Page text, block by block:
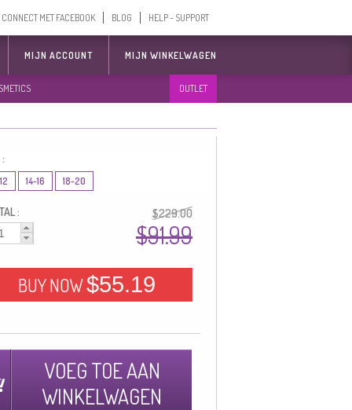
CONNECT MET FACEBOOK BLOG HELP - SUPPORT
MIJN ACCOUNT MIJN WINKELWAGEN
OUTLET
14-16 18-20
: $229.00
$91.99
BUY NOW$55.19
VOEG TOE AAN
WINKELWAGEN